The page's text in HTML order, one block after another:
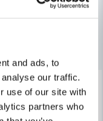
and ads, to
our traffic.
use of our site with
partners who